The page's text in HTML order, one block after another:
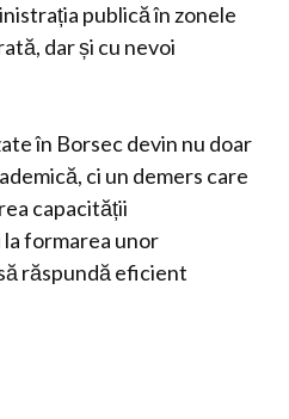
publică în zonele
dar și cu nevoi
în Borsec devin nu doar
ci un demers care
capacității
formarea unor
răspundă eficient